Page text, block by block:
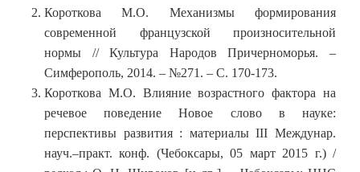
Короткова М.О. Механизмы формирования
современной французской произносительной
нормы // Культура Народов Причерноморья. –
Симферополь, 2014. – №271. – С. 170-173.
Короткова М.О. Влияние возрастного фактора на
речевое поведение Новое слово в науке:
перспективы развития : материалы III Междунар.
науч.–практ. конф. (Чебоксары, 05 март 2015 г.) /